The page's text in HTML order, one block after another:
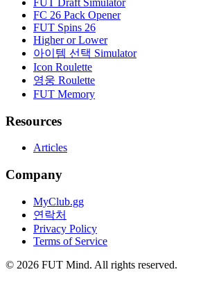
FUT Draft Simulator
FC 26 Pack Opener
FUT Spins 26
Higher or Lower
아이템 선택 Simulator
Icon Roulette
영웅 Roulette
FUT Memory
Resources
Articles
Company
MyClub.gg
연락처
Privacy Policy
Terms of Service
© 2026 FUT Mind. All rights reserved.